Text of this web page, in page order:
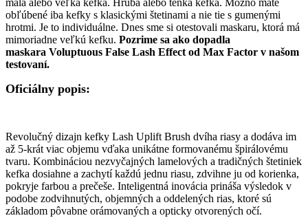
malá alebo veľká kefka. Hrubá alebo tenká kefka. Možno máte
obľúbené iba kefky s klasickými štetinami a nie tie s gumenými
hrotmi. Je to individuálne. Dnes sme si otestovali maskaru, ktorá má
mimoriadne veľkú kefku. Pozrime sa ako dopadla
maskara Voluptuous False Lash Effect od Max Factor v našom
testovaní.
Oficiálny popis:
Revolučný dizajn kefky Lash Uplift Brush dvíha riasy a dodáva im
až 5-krát viac objemu vďaka unikátne formovanému špirálovému
tvaru. Kombináciou nezvyčajných lamelových a tradičných štetiniek
kefka dosiahne a zachytí každú jednu riasu, zdvihne ju od korienka,
pokryje farbou a prečeše. Inteligentná inovácia prináša výsledok v
podobe zodvihnutých, objemných a oddelených rias, ktoré sú
základom pôvabne orámovaných a opticky otvorených očí.